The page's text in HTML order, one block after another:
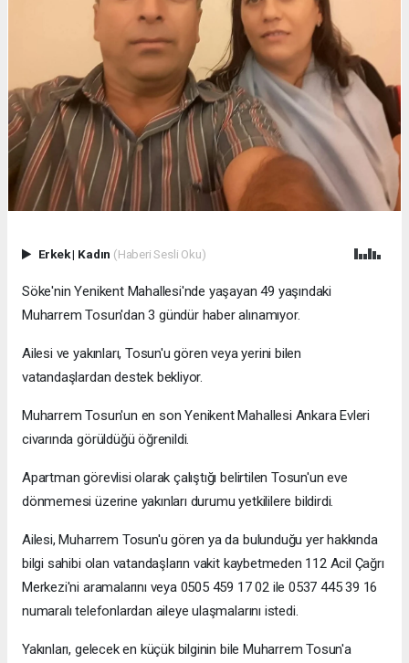
Erkek| Kadın (Haberi Sesli Oku)
Söke'nin Yenikent Mahallesi'nde yaşayan 49 yaşındaki
Muharrem Tosun'dan 3 gündür haber alınamıyor.
Ailesi ve yakınları, Tosun'u gören veya yerini bilen
vatandaşlardan destek bekliyor.
Muharrem Tosun'un en son Yenikent Mahallesi Ankara Evleri
civarında görüldüğü öğrenildi.
Apartman görevlisi olarak çalıştığı belirtilen Tosun'un eve
dönmemesi üzerine yakınları durumu yetkililere bildirdi.
Ailesi, Muharrem Tosun'u gören ya da bulunduğu yer hakkında
bilgi sahibi olan vatandaşların vakit kaybetmeden 112 Acil Çağrı
Merkezi'ni aramalarını veya 0505 459 17 02 ile 0537 445 39 16
numaralı telefonlardan aileye ulaşmalarını istedi.
Yakınları, gelecek en küçük bilginin bile Muharrem Tosun'a